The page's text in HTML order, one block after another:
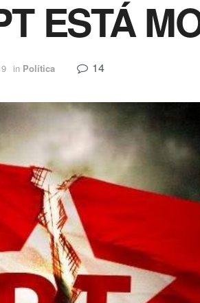
ESTÁ
in Política 14